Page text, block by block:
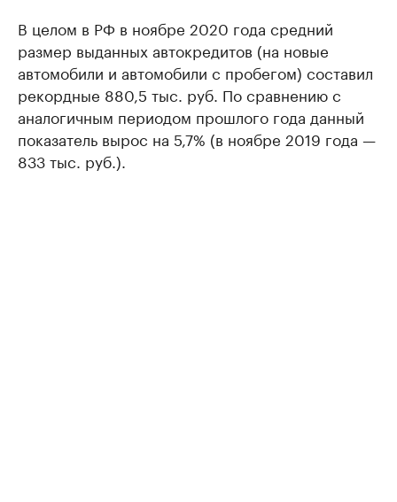
В целом в РФ в ноябре 2020 года средний
размер выданных автокредитов (на новые
автомобили и автомобили с пробегом) составил
рекордные 880,5 тыс. руб. По сравнению с
аналогичным периодом прошлого года данный
показатель вырос на 5,7% (в ноябре 2019 года —
833 тыс. руб.).